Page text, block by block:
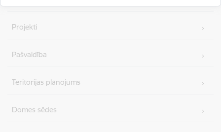
simbolus vienotā, stilizētā vizuālā rakstā – kā stāstu
Projekti
Pašvaldība
Teritorijas plānojums
Domes sēdes